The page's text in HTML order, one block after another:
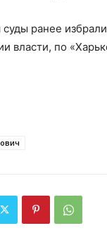
ранее
власти, по